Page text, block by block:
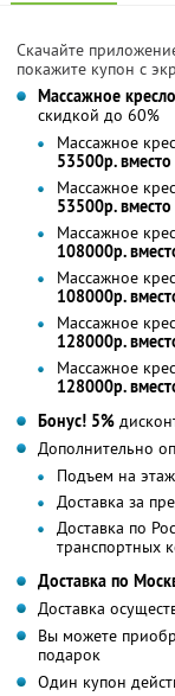
Скачайте
покажите купон с
Массажное кресло
скидкой до 60%
Массажное
53500р.
Массажное
53500р.
Массажное
108000р.
Массажное
108000р.
Массажное
128000р.
Массажное
128000р.
Бонус! 5%
Дополнительно
Подъем на
Доставка за
Доставка по
транспортных
Доставка по
Доставка
Вы можете
подарок
Один купон